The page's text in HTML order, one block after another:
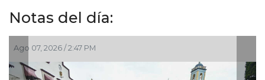
Notas del día:
/ 2:47 PM